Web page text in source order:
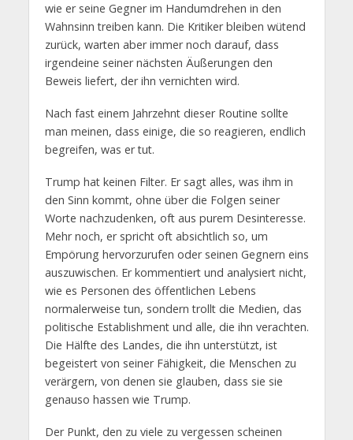
wie er seine Gegner im Handumdrehen in den
Wahnsinn treiben kann. Die Kritiker bleiben wütend
zurück, warten aber immer noch darauf, dass
irgendeine seiner nächsten Äußerungen den
Beweis liefert, der ihn vernichten wird.
Nach fast einem Jahrzehnt dieser Routine sollte
man meinen, dass einige, die so reagieren, endlich
begreifen, was er tut.
Trump hat keinen Filter. Er sagt alles, was ihm in
den Sinn kommt, ohne über die Folgen seiner
Worte nachzudenken, oft aus purem Desinteresse.
Mehr noch, er spricht oft absichtlich so, um
Empörung hervorzurufen oder seinen Gegnern eins
auszuwischen. Er kommentiert und analysiert nicht,
wie es Personen des öffentlichen Lebens
normalerweise tun, sondern trollt die Medien, das
politische Establishment und alle, die ihn verachten.
Die Hälfte des Landes, die ihn unterstützt, ist
begeistert von seiner Fähigkeit, die Menschen zu
verärgern, von denen sie glauben, dass sie sie
genauso hassen wie Trump.
Der Punkt, den zu viele zu vergessen scheinen